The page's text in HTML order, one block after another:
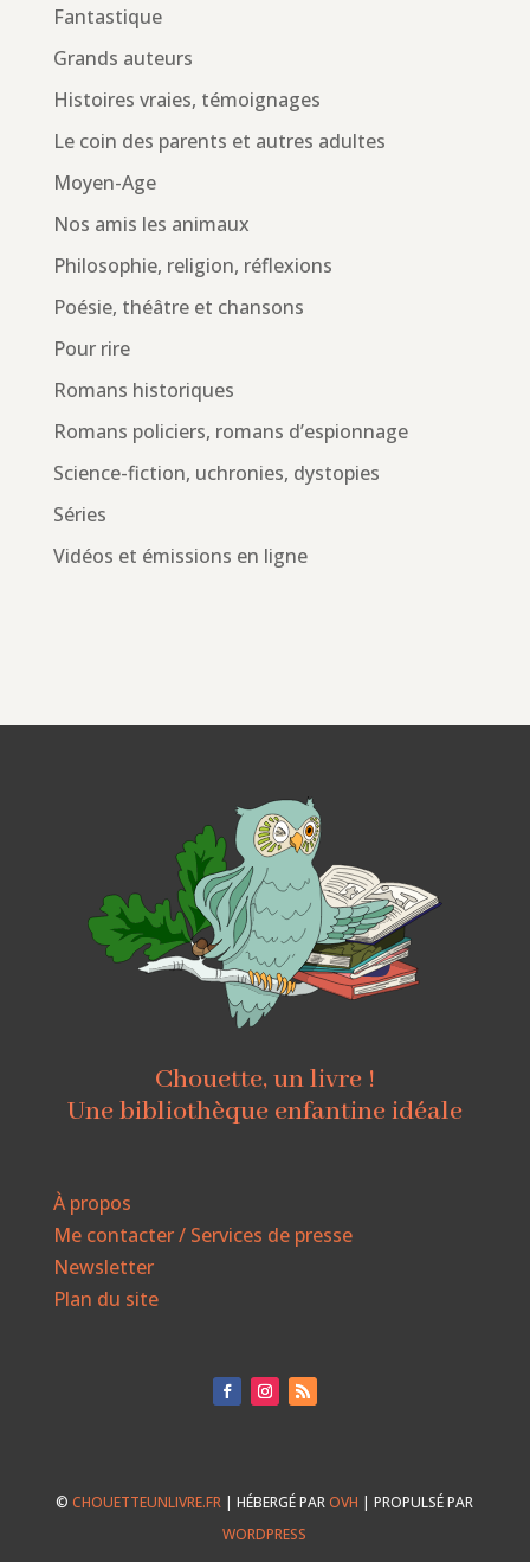
Fantastique
Grands auteurs
Histoires vraies, témoignages
Le coin des parents et autres adultes
Moyen-Age
Nos amis les animaux
Philosophie, religion, réflexions
Poésie, théâtre et chansons
Pour rire
Romans historiques
Romans policiers, romans d’espionnage
Science-fiction, uchronies, dystopies
Séries
Vidéos et émissions en ligne
Chouette, un livre !
Une bibliothèque enfantine idéale
À propos
Me contacter / Services de presse
Newsletter
Plan du site
©CHOUETTEUNLIVRE.FR | HÉBERGÉ PAROVH | PROPULSÉ PAR
WORDPRESS